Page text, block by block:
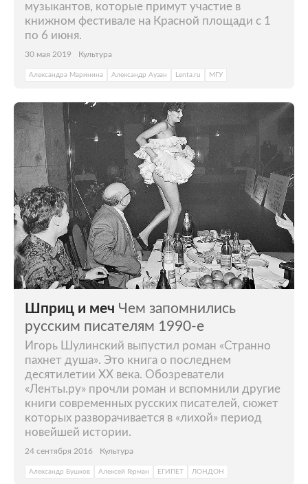
музыкантов, которые примут участие в
книжном фестивале на Красной площади с 1
по 6 июня.
30 мая 2019 Культура
Александра Маринина Александр Аузан Lenta.ru МГУ
Шприц и меч Чем запомнились
русским писателям 1990-е
Игорь Шулинский выпустил роман «Странно
пахнет душа». Это книга о последнем
десятилетии ХХ века. Обозреватели
«Ленты.ру» прочли роман и вспомнили другие
книги современных русских писателей, сюжет
которых разворачивается в «лихой» период
новейшей истории.
24 сентября 2016 Культура
Александр Бушков Алексей Герман ЕГИПЕТ ЛОНДОН